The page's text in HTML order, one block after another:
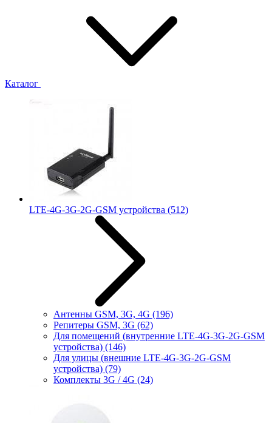
Каталог
LTE-4G-3G-2G-GSM устройства (512)
Антенны GSM, 3G, 4G (196)
Репитеры GSM, 3G (62)
Для помещений (внутренние LTE-4G-3G-2G-GSM
устройства) (146)
Для улицы (внешние LTE-4G-3G-2G-GSM
устройства) (79)
Комплекты 3G / 4G (24)